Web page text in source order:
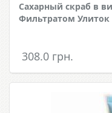
Сахарный скраб в
Фильтратом Улиток
308.0 грн.